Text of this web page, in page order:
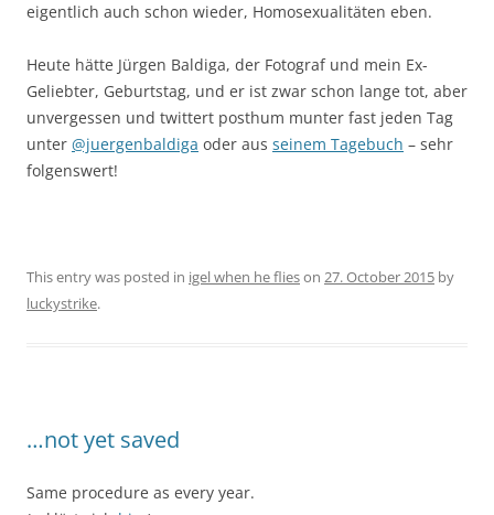
eigentlich auch schon wieder, Homosexualitäten eben.
Heute hätte Jürgen Baldiga, der Fotograf und mein Ex-
Geliebter, Geburtstag, und er ist zwar schon lange tot, aber
unvergessen und twittert posthum munter fast jeden Tag
unter @juergenbaldiga oder aus seinem Tagebuch – sehr
folgenswert!
This entry was posted in igel when he flieson 27. October 2015 by
luckystrike.
…not yet saved
Same procedure as every year.